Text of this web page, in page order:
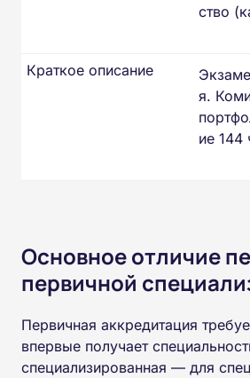
ство
я.
ие
Краткое описание
Основное отличие
первичной
Первичная аккредитация
впервые получает
специализированная — для